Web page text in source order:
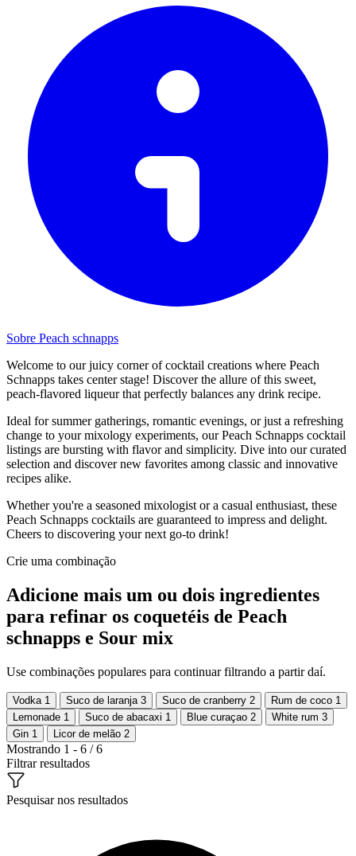
Sobre Peach schnapps
Welcome to our juicy corner of cocktail creations where Peach
Schnapps takes center stage! Discover the allure of this sweet,
peach-flavored liqueur that perfectly balances any drink recipe.
Ideal for summer gatherings, romantic evenings, or just a refreshing
change to your mixology experiments, our Peach Schnapps cocktail
listings are bursting with flavor and simplicity. Dive into our curated
selection and discover new favorites among classic and innovative
recipes alike.
Whether you're a seasoned mixologist or a casual enthusiast, these
Peach Schnapps cocktails are guaranteed to impress and delight.
Cheers to discovering your next go-to drink!
Crie uma combinação
Adicione mais um ou dois ingredientes
para refinar os coquetéis de Peach
schnapps e Sour mix
Use combinações populares para continuar filtrando a partir daí.
Vodka 1 Suco de laranja 3 Suco de cranberry 2 Rum de coco 1
Lemonade 1 Suco de abacaxi 1 Blue curaçao 2 White rum 3
Gin 1 Licor de melão 2
Mostrando 1 - 6 / 6
Filtrar resultados
Pesquisar nos resultados